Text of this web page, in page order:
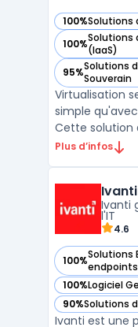
100%Solutions
— voir VMware
100%Solutions
(IaaS)
— voir VMware
95%Solutions
Souverain
— voir VMware
Virtualisation
simple
Cette solution
aux
forme de
des ressour ...
Plus d’infos
Ivanti
Ivanti
l'IT
4.6
100%Solutions
endpoints
— voir Ivanti
100%Logiciel
— voir Ivanti
90%Solutions
— voir Ivanti
Ivanti est une